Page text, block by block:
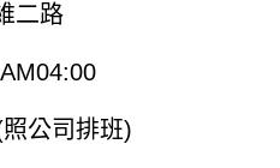
二路
公司排班)